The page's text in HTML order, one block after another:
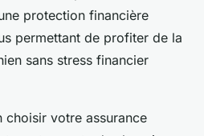
protection financière
permettant de profiter de la
sans stress financier
choisir votre assurance